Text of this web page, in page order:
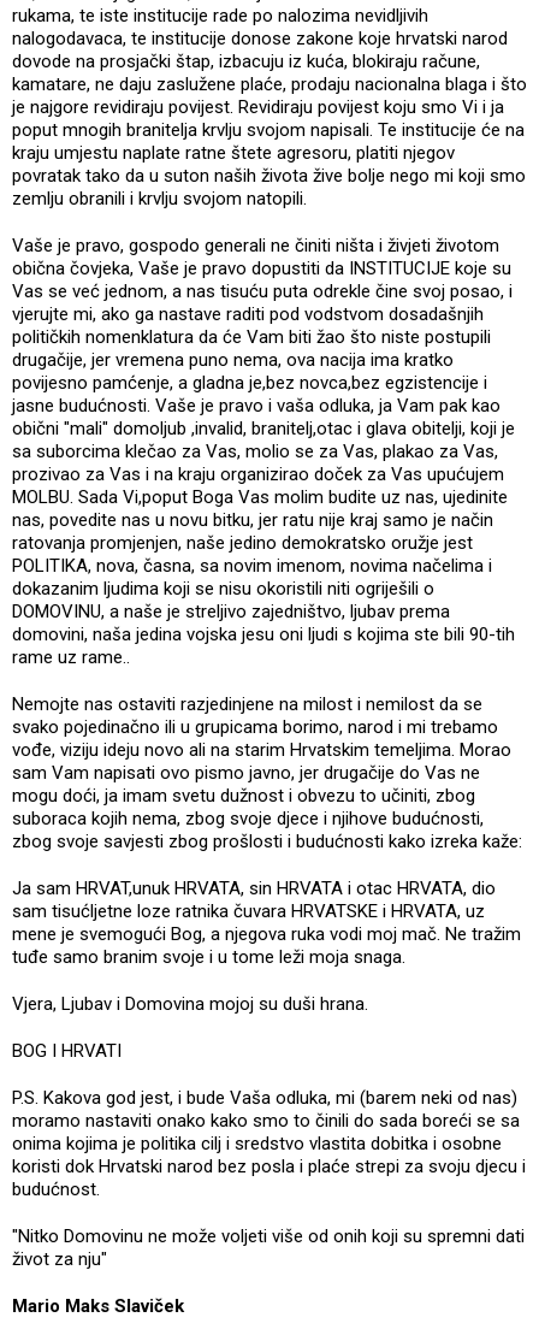
rukama, te iste institucije rade po nalozima nevidljivih
nalogodavaca, te institucije donose zakone koje hrvatski narod
dovode na prosjački štap, izbacuju iz kuća, blokiraju račune,
kamatare, ne daju zaslužene plaće, prodaju nacionalna blaga i što
je najgore revidiraju povijest. Revidiraju povijest koju smo Vi i ja
poput mnogih branitelja krvlju svojom napisali. Te institucije će na
kraju umjestu naplate ratne štete agresoru, platiti njegov
povratak tako da u suton naših života žive bolje nego mi koji smo
zemlju obranili i krvlju svojom natopili.
Vaše je pravo, gospodo generali ne činiti ništa i živjeti životom
obična čovjeka, Vaše je pravo dopustiti da INSTITUCIJE koje su
Vas se već jednom, a nas tisuću puta odrekle čine svoj posao, i
vjerujte mi, ako ga nastave raditi pod vodstvom dosadašnjih
političkih nomenklatura da će Vam biti žao što niste postupili
drugačije, jer vremena puno nema, ova nacija ima kratko
povijesno pamćenje, a gladna je,bez novca,bez egzistencije i
jasne budućnosti. Vaše je pravo i vaša odluka, ja Vam pak kao
obični "mali" domoljub ,invalid, branitelj,otac i glava obitelji, koji je
sa suborcima klečao za Vas, molio se za Vas, plakao za Vas,
prozivao za Vas i na kraju organizirao doček za Vas upućujem
MOLBU. Sada Vi,poput Boga Vas molim budite uz nas, ujedinite
nas, povedite nas u novu bitku, jer ratu nije kraj samo je način
ratovanja promjenjen, naše jedino demokratsko oružje jest
POLITIKA, nova, časna, sa novim imenom, novima načelima i
dokazanim ljudima koji se nisu okoristili niti ogriješili o
DOMOVINU, a naše je streljivo zajedništvo, ljubav prema
domovini, naša jedina vojska jesu oni ljudi s kojima ste bili 90-tih
rame uz rame..
Nemojte nas ostaviti razjedinjene na milost i nemilost da se
svako pojedinačno ili u grupicama borimo, narod i mi trebamo
vođe, viziju ideju novo ali na starim Hrvatskim temeljima. Morao
sam Vam napisati ovo pismo javno, jer drugačije do Vas ne
mogu doći, ja imam svetu dužnost i obvezu to učiniti, zbog
suboraca kojih nema, zbog svoje djece i njihove budućnosti,
zbog svoje savjesti zbog prošlosti i budućnosti kako izreka kaže:
Ja sam HRVAT,unuk HRVATA, sin HRVATA i otac HRVATA, dio
sam tisućljetne loze ratnika čuvara HRVATSKE i HRVATA, uz
mene je svemogući Bog, a njegova ruka vodi moj mač. Ne tražim
tuđe samo branim svoje i u tome leži moja snaga.
Vjera, Ljubav i Domovina mojoj su duši hrana.
BOG I HRVATI
P.S. Kakova god jest, i bude Vaša odluka, mi (barem neki od nas)
moramo nastaviti onako kako smo to činili do sada boreći se sa
onima kojima je politika cilj i sredstvo vlastita dobitka i osobne
koristi dok Hrvatski narod bez posla i plaće strepi za svoju djecu i
budućnost.
"Nitko Domovinu ne može voljeti više od onih koji su spremni dati
život za nju"
Mario Maks Slaviček